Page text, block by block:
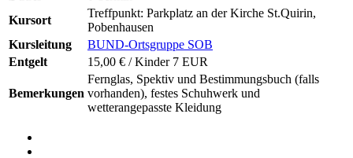
Kursort
Treffpunkt: Parkplatz an der Kirche St.Quirin,
Pobenhausen
Kursleitung
BUND-Ortsgruppe SOB
Entgelt
15,00 € / Kinder 7 EUR
Bemerkungen
Fernglas, Spektiv und Bestimmungsbuch (falls
vorhanden), festes Schuhwerk und
wetterangepasste Kleidung